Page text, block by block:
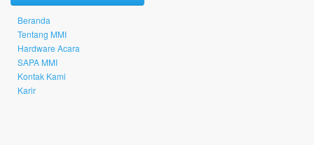
Beranda
Tentang MMI
Hardware Acara
SAPA MMI
Kontak Kami
Karir